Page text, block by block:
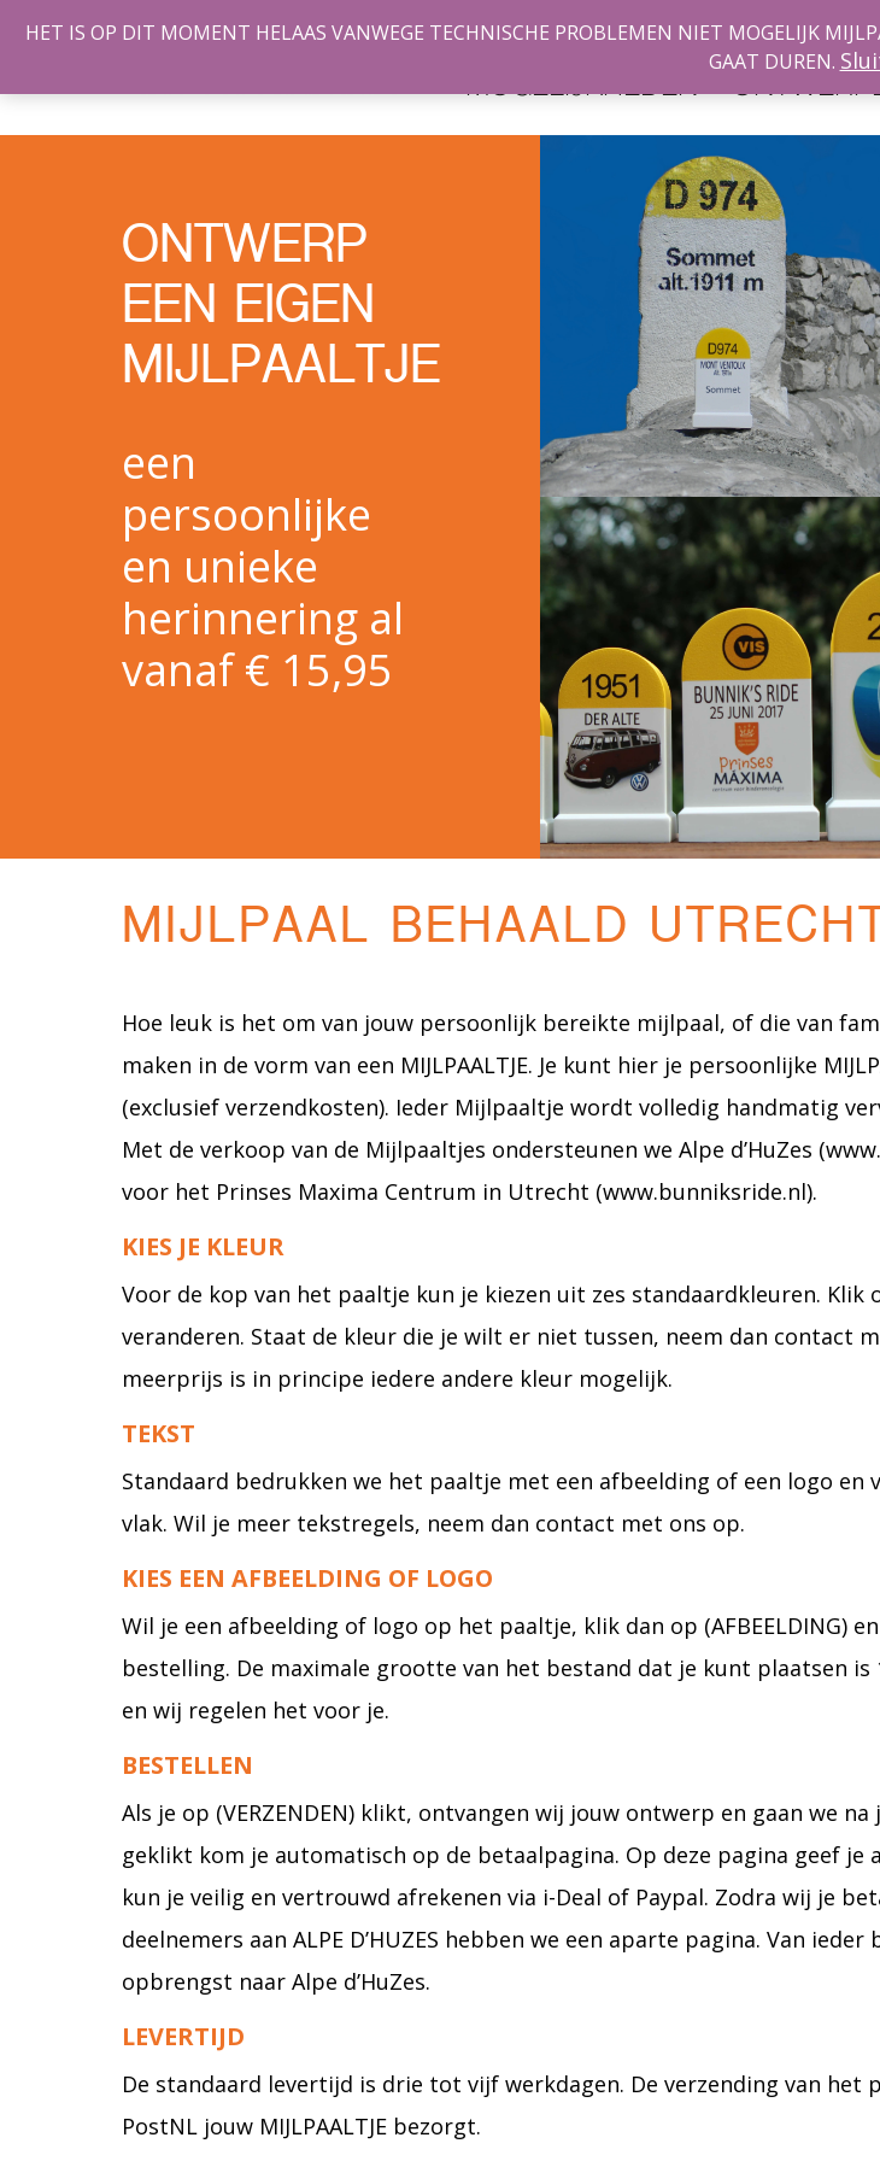
DE
MOGELIJKHEDEN
ZELF
ONTWERP
EEN EIGEN
MIJLPAALTJE
een
persoonlijke
en unieke
herinnering al
vanaf € 15,95
MIJLPAAL BEHAALD
Hoe leuk is het om van jouw persoonlijk bereikte mijlpaal, of die van
maken in de vorm van een MIJLPAALTJE. Je kunt hier je persoonlijke
(exclusief verzendkosten). Ieder Mijlpaaltje wordt volledig handmatig
Met de verkoop van de Mijlpaaltjes ondersteunen we Alpe d’HuZes
voor het Prinses Maxima Centrum in Utrecht (www.bunniksride.nl).
KIES JE KLEUR
Voor de kop van het paaltje kun je kiezen uit zes standaardkleuren.
veranderen. Staat de kleur die je wilt er niet tussen, neem dan contact
meerprijs is in principe iedere andere kleur mogelijk.
TEKST
Standaard bedrukken we het paaltje met een afbeelding of een logo
vlak. Wil je meer tekstregels, neem dan contact met ons op.
KIES EEN AFBEELDING OF LOGO
Wil je een afbeelding of logo op het paaltje, klik dan op (AFBEELDING)
bestelling. De maximale grootte van het bestand dat je kunt plaatsen
en wij regelen het voor je.
BESTELLEN
Als je op (VERZENDEN) klikt, ontvangen wij jouw ontwerp en gaan we
geklikt kom je automatisch op de betaalpagina. Op deze pagina geef
kun je veilig en vertrouwd afrekenen via i-Deal of Paypal. Zodra wij je
deelnemers aan ALPE D’HUZES hebben we een aparte pagina. Van ieder
opbrengst naar Alpe d’HuZes.
LEVERTIJD
De standaard levertijd is drie tot vijf werkdagen. De verzending van het
PostNL jouw MIJLPAALTJE bezorgt.
HET IS OP DIT MOMENT HELAAS VANWEGE TECHNISCHE PROBLEMEN NIET MOGELIJK
GAAT DUREN.